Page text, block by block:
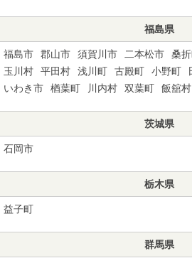
福島県
福島市 郡山市 須賀川市 二本松市 桑
玉川村
平田村 浅川町 古殿町 小野町
いわき市
楢葉町 川内村 双葉町 飯舘村
茨城県
石岡市
栃木県
益子町
群馬県